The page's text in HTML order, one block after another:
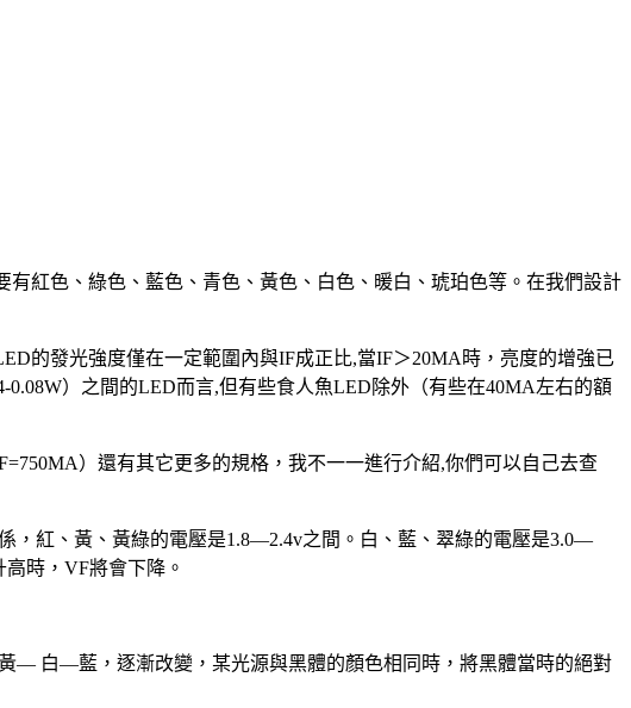
紅色、綠色、藍色、青色、黃色、白色、暖白、琥珀色等。在我們設計
的發光強度僅在一定範圍內與IF成正比,當IF＞20MA時，亮度的增強已
）之間的LED而言,但有些食人魚LED除外（有些在40MA左右的額
）還有其它更多的規格，我不一一進行介紹,你們可以自己去查
，紅、黃、黃綠的電壓是1.8—2.4v之間。白、藍、翠綠的電壓是3.0—
時，VF將會下降。
— 白—藍，逐漸改變，某光源與黑體的顏色相同時，將黑體當時的絕對